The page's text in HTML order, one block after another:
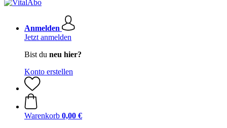
Anmelden
Jetzt anmelden
Bist du neu hier?
Konto erstellen
Warenkorb 0,00 €